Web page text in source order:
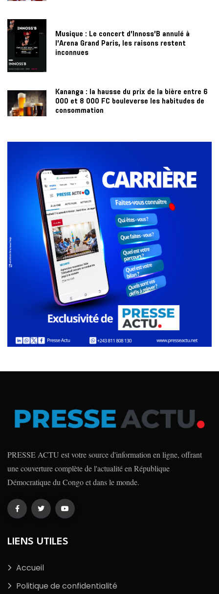
Musique : Le concert d’Innoss’B annulé à
l’Arena Grand Paris, les raisons restent
inconnues
Kananga : la hausse du prix de la bière entre 6
000 et 8 000 FC bouleverse les habitudes de
consommation
PRESSE ACTU est votre source d'information en ligne, offrant
une couverture complète de l'actualité en République
Démocratique du Congo et dans le monde.
LIENS UTILES
Accueil
Politique de confidentialité